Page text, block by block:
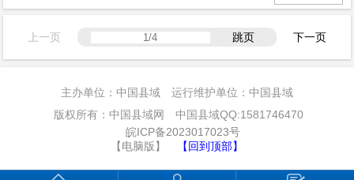
上一页 跳页 下一页
主办单位：中国县域 运行维护单位：中国县域
版权所有：中国县域网 中国县域QQ:1581746470
皖ICP备2023017023号
【电脑版】
【回到顶部】